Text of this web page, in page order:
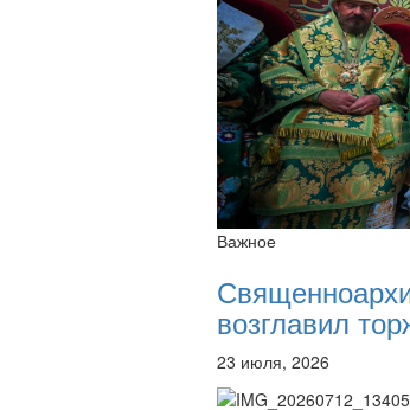
Важное
возглавил
23 июля, 2026